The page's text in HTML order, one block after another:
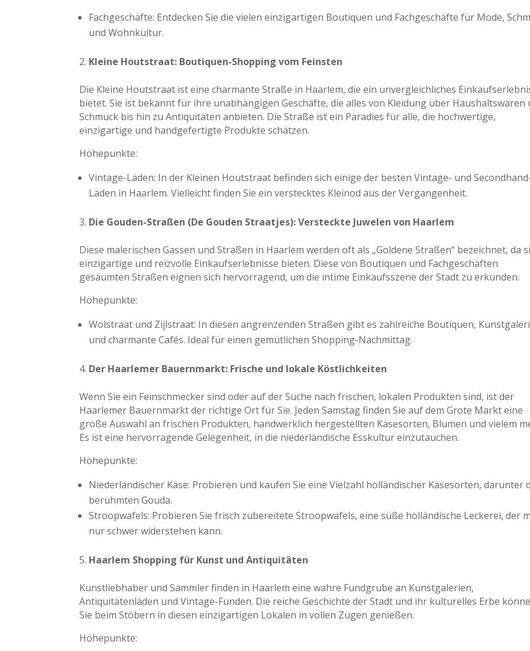
Fachgeschäfte: Entdecken Sie die vielen einzigartigen Boutiquen und Fachgeschäfte für Mode,
und Wohnkultur.
Kleine Houtstraat: Boutiquen-Shopping vom Feinsten
Die Kleine Houtstraat ist eine charmante Straße in Haarlem, die ein unvergleichliches
bietet. Sie ist bekannt für ihre unabhängigen Geschäfte, die alles von Kleidung über Haushaltswaren
Schmuck bis hin zu Antiquitäten anbieten. Die Straße ist ein Paradies für alle, die hochwertige,
einzigartige und handgefertigte Produkte schätzen.
Höhepunkte:
Vintage-Läden: In der Kleinen Houtstraat befinden sich einige der besten Vintage- und
Läden in Haarlem. Vielleicht finden Sie ein verstecktes Kleinod aus der Vergangenheit.
Die Gouden-Straßen (De Gouden Straatjes): Versteckte Juwelen von Haarlem
Diese malerischen Gassen und Straßen in Haarlem werden oft als „Goldene Straßen“ bezeichnet, da
einzigartige und reizvolle Einkaufserlebnisse bieten. Diese von Boutiquen und Fachgeschäften
gesäumten Straßen eignen sich hervorragend, um die intime Einkaufsszene der Stadt zu erkunden.
Höhepunkte:
Wolstraat und Zijlstraat: In diesen angrenzenden Straßen gibt es zahlreiche Boutiquen,
und charmante Cafés. Ideal für einen gemütlichen Shopping-Nachmittag.
Der Haarlemer Bauernmarkt: Frische und lokale Köstlichkeiten
Wenn Sie ein Feinschmecker sind oder auf der Suche nach frischen, lokalen Produkten sind, ist der
Haarlemer Bauernmarkt der richtige Ort für Sie. Jeden Samstag finden Sie auf dem Grote Markt eine
große Auswahl an frischen Produkten, handwerklich hergestellten Käsesorten, Blumen und vielem
Es ist eine hervorragende Gelegenheit, in die niederländische Esskultur einzutauchen.
Höhepunkte:
Niederländischer Käse: Probieren und kaufen Sie eine Vielzahl holländischer Käsesorten, darunter
berühmten Gouda.
Stroopwafels: Probieren Sie frisch zubereitete Stroopwafels, eine süße holländische Leckerei, der
nur schwer widerstehen kann.
Haarlem Shopping für Kunst und Antiquitäten
Kunstliebhaber und Sammler finden in Haarlem eine wahre Fundgrube an Kunstgalerien,
Antiquitätenläden und Vintage-Funden. Die reiche Geschichte der Stadt und ihr kulturelles Erbe
Sie beim Stöbern in diesen einzigartigen Lokalen in vollen Zügen genießen.
Höhepunkte: